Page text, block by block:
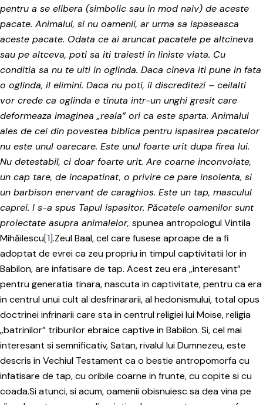
pentru a se elibera (simbolic sau in mod naiv) de aceste
pacate. Animalul, si nu oamenii, ar urma sa ispaseasca
aceste pacate. Odata ce ai aruncat pacatele pe altcineva
sau pe altceva, poti sa iti traiesti in liniste viata. Cu
conditia sa nu te uiti in oglinda. Daca cineva iti pune in fata
o oglinda, il elimini. Daca nu poti, il discreditezi – ceilalti
vor crede ca oglinda e tinuta intr-un unghi gresit care
deformeaza imaginea „reala” ori ca este sparta. Animalul
ales de cei din povestea biblica pentru ispasirea pacatelor
nu este unul oarecare. Este unul foarte urit dupa firea lui.
Nu detestabil, ci doar foarte urit. Are coarne inconvoiate,
un cap tare, de incapatinat, o privire ce pare insolenta, si
un barbison enervant de caraghios. Este un tap, masculul
caprei. I s-a spus Tapul ispasitor. Păcatele oamenilor sunt
proiectate asupra animalelor, spunea antropologul Vintila
Mihăilescu[1].Zeul Baal, cel care fusese aproape de a fi
adoptat de evrei ca zeu propriu in timpul captivitatii lor in
Babilon, are infatisare de tap. Acest zeu era „interesant”
pentru generatia tinara, nascuta in captivitate, pentru ca era
in centrul unui cult al desfrinararii, al hedonismului, total opus
doctrinei infrinarii care sta in centrul religiei lui Moise, religia
„batrinilor” triburilor ebraice captive in Babilon. Si, cel mai
interesant si semnificativ, Satan, rivalul lui Dumnezeu, este
descris in Vechiul Testament ca o bestie antropomorfa cu
infatisare de tap, cu oribile coarne in frunte, cu copite si cu
coada.Si atunci, si acum, oamenii obisnuiesc sa dea vina pe